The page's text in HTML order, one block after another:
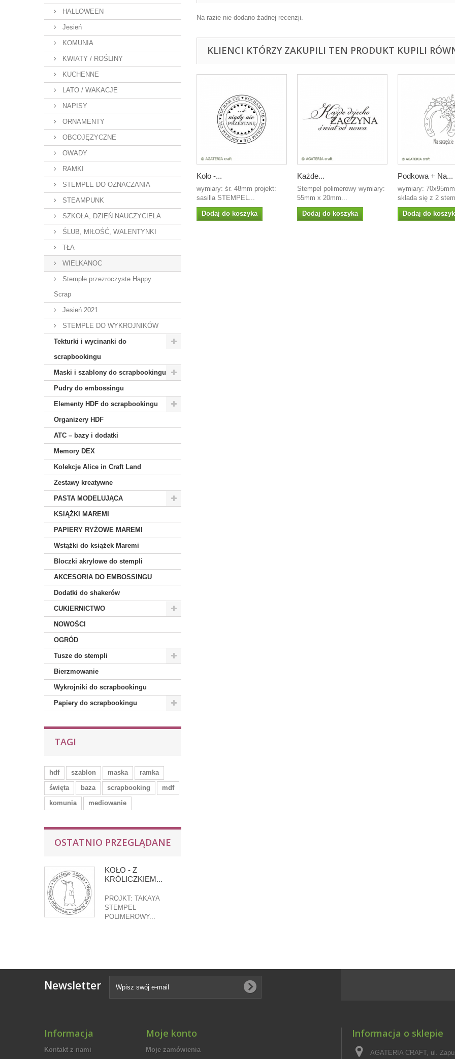
HALLOWEEN
Jesień
KOMUNIA
KWIATY / ROŚLINY
KUCHENNE
LATO / WAKACJE
NAPISY
ORNAMENTY
OBCOJĘZYCZNE
OWADY
RAMKI
STEMPLE DO OZNACZANIA
STEAMPUNK
SZKOŁA, DZIEŃ NAUCZYCIELA
ŚLUB, MIŁOŚĆ, WALENTYNKI
TŁA
WIELKANOC
Stemple przezroczyste Happy
Scrap
Jesień 2021
STEMPLE DO WYKROJNIKÓW
Tekturki i wycinanki do
scrapbookingu
Maski i szablony do scrapbookingu
Pudry do embossingu
Elementy HDF do scrapbookingu
Organizery HDF
ATC – bazy i dodatki
Memory DEX
Kolekcje Alice in Craft Land
Zestawy kreatywne
PASTA MODELUJĄCA
KSIĄŻKI MAREMI
PAPIERY RYŻOWE MAREMI
Wstążki do książek Maremi
Bloczki akrylowe do stempli
AKCESORIA DO EMBOSSINGU
Dodatki do shakerów
CUKIERNICTWO
NOWOŚCI
OGRÓD
Tusze do stempli
Bierzmowanie
Wykrojniki do scrapbookingu
Papiery do scrapbookingu
TAGI
hdf szablon maska
ramka
święta
baza scrapbooking
mdf
komunia
mediowanie
OSTATNIO PRZEGLĄDANE
KOŁO - Z
KRÓLICZKIEM...
PROJKT: TAKAYA
STEMPEL
POLIMEROWY...
Na razie nie dodano żadnej recenzji.
KLIENCI KTÓRZY ZAKUPILI TEN PRODUKT KUPILI
Koło -...
wymiary: śr. 48mm projekt:
sasilla STEMPEL...
Dodaj do koszyka
Każde...
Stempel polimerowy wymiary:
55mm x 20mm...
Dodaj do koszyka
Podkowa + Na...
wymiary:
składa się z 2
Dodaj do
Newsletter
Informacja
Kontakt z nami
Moje konto
Moje zamówienia
Informacja o sklepie
AGATERIA CRAFT, ul.